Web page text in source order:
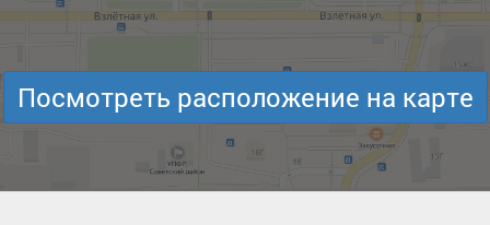
Посмотреть расположение на карте